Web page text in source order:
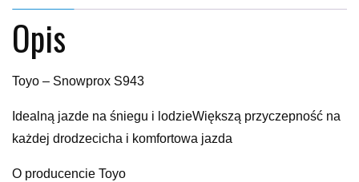
Opis
Toyo – Snowprox S943
Idealną jazde na śniegu i lodzieWiększą przyczepność na
każdej drodzecicha i komfortowa jazda
O producencie Toyo